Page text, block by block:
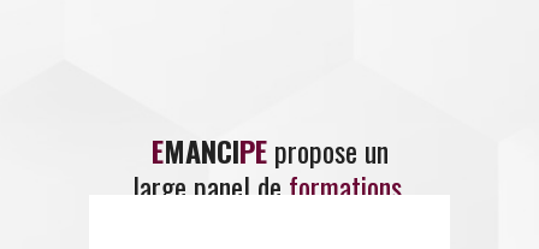
EMANCIPEpropose un
large panel de formations